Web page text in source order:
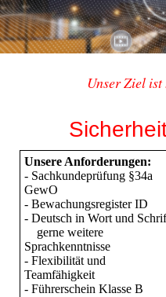
Unser Ziel
Unsere Anforderungen:
- Sachkundeprüfung §34a
GewO
- Bewachungsregister ID
- Deutsch in Wort und
gerne weitere
Sprachkenntnisse
- Flexibilität und
Teamfähigkeit
- Führerschein Klasse B